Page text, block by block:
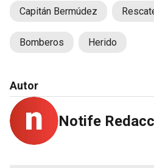
Capitán Bermúdez
Bomberos Herido
Autor
Notife